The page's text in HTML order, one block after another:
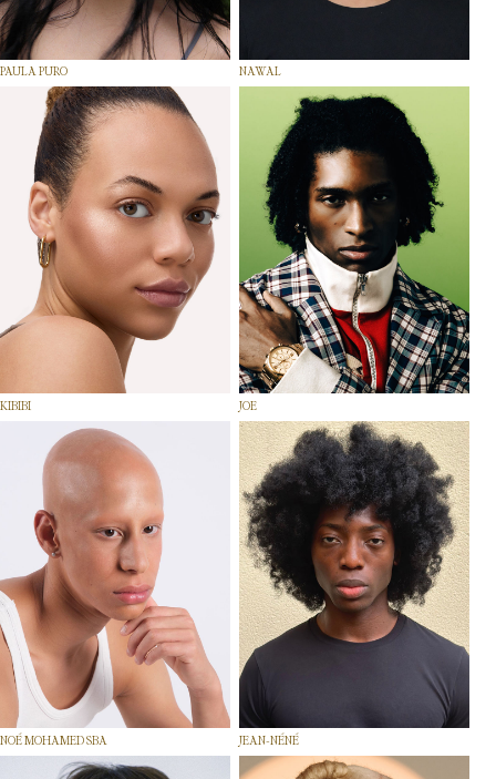
PAULA PURO NAWAL
KIBIBI JOE
NOÉ MOHAMED SBA JEAN-NÉNÉ